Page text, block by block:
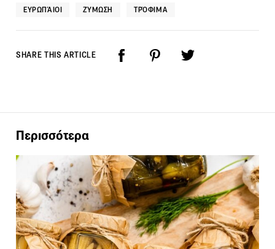
ΕΥΡΩΠΆΙΟΙ ΖΎΜΩΣΗ ΤΡΌΦΙΜΑ
SHARE THIS ARTICLE
Περισσότερα